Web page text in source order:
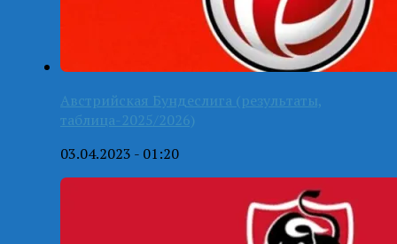
Австрийская Бундеслига (результаты,
таблица-2025/2026)
03.04.2023 - 01:20